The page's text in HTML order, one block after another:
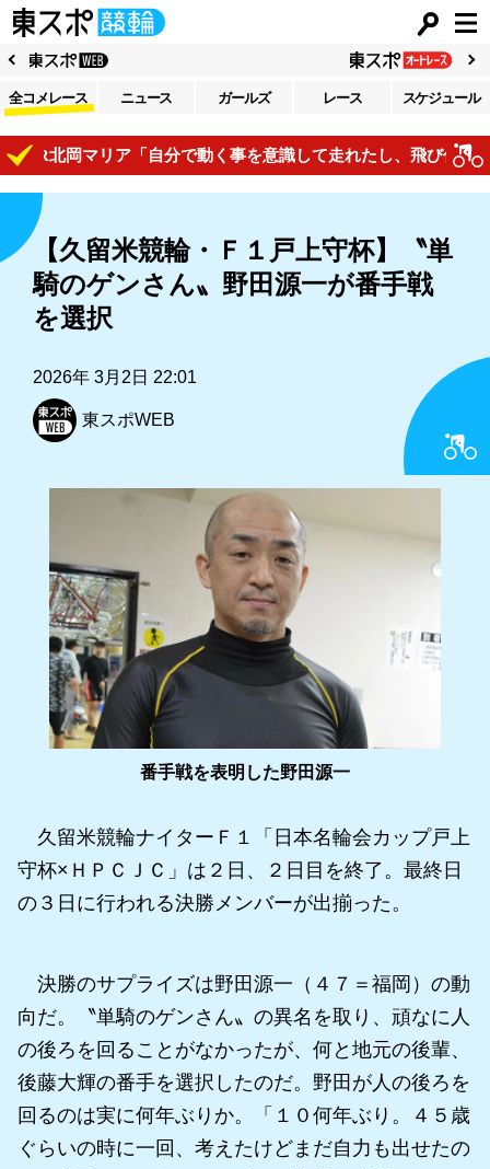
全コメレース ニュース ガールズ レース スケジュール
北岡マリア「自分で動く事を意識して走れたし、飛び付けてい
【久留米競輪・Ｆ１戸上守杯】〝単
騎のゲンさん〟野田源一が番手戦
を選択
2026年 3月2日 22:01
東スポWEB
番手戦を表明した野田源一
久留米競輪ナイターＦ１「日本名輪会カップ戸上
守杯×ＨＰＣＪＣ」は２日、２日目を終了。最終日
の３日に行われる決勝メンバーが出揃った。
決勝のサプライズは野田源一（４７＝福岡）の動
向だ。〝単騎のゲンさん〟の異名を取り、頑なに人
の後ろを回ることがなかったが、何と地元の後輩、
後藤大輝の番手を選択したのだ。野田が人の後ろを
回るのは実に何年ぶりか。「１０何年ぶり。４５歳
ぐらいの時に一回、考えたけどまだ自力も出せたの